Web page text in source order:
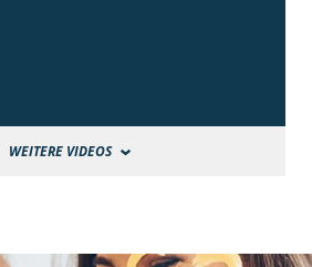
WEITERE VIDEOS